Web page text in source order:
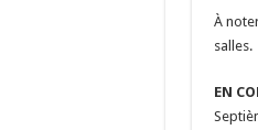
À
salles.
EN